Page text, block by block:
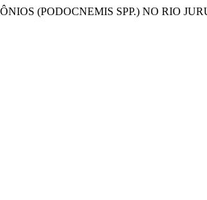
(PODOCNEMIS SPP.) NO RIO